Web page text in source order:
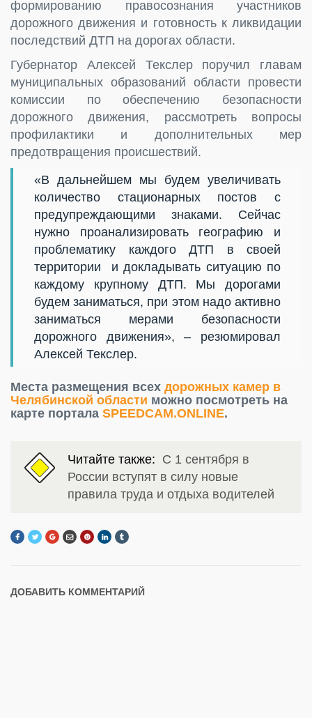
формированию правосознания участников
дорожного движения и готовность к ликвидации
последствий ДТП на дорогах области.
Губернатор Алексей Текслер поручил главам
муниципальных образований области провести
комиссии по обеспечению безопасности
дорожного движения, рассмотреть вопросы
профилактики и дополнительных мер
предотвращения происшествий.
«В дальнейшем мы будем увеличивать
количество стационарных постов с
предупреждающими знаками. Сейчас
нужно проанализировать географию и
проблематику каждого ДТП в своей
территории и докладывать ситуацию по
каждому крупному ДТП. Мы дорогами
будем заниматься, при этом надо активно
заниматься мерами безопасности
дорожного движения», – резюмировал
Алексей Текслер.
Места размещения всех дорожных камер в
Челябинской области можно посмотреть на
карте портала SPEEDCAM.ONLINE.
Читайте также: С 1 сентября в
России вступят в силу новые
правила труда и отдыха водителей
ДОБАВИТЬ КОММЕНТАРИЙ